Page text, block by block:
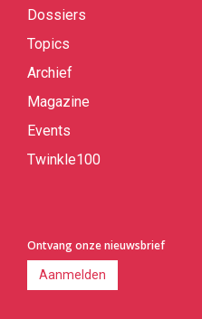
Dossiers
Topics
Archief
Magazine
Events
Twinkle100
Ontvang onze nieuwsbrief
Aanmelden